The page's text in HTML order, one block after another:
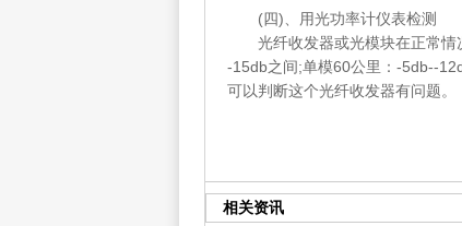
(四)、用光功率计仪表检测
光纤收发器或光模块在正常情
-15db之间;单模60公里：-5db--
可以判断这个光纤收发器有问题。
相关资讯